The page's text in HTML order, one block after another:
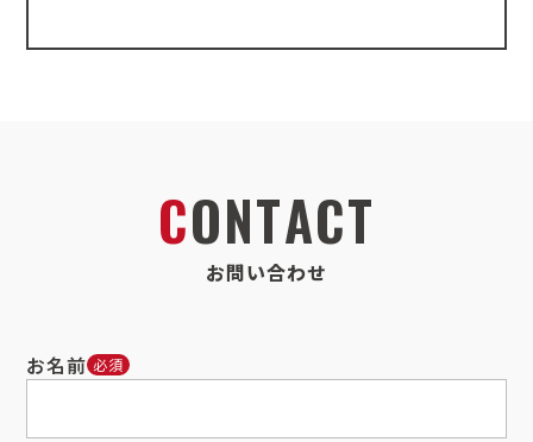
CONTACT
お問い合わせ
お名前 必須